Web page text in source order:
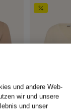
und andere Web-
wir und unsere
und unser